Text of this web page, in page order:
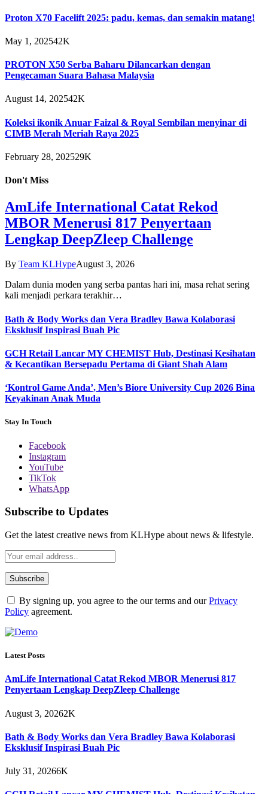
Proton X70 Facelift 2025: padu, kemas, dan semakin matang!
May 1, 202542K
PROTON X50 Serba Baharu Dilancarkan dengan
Pengecaman Suara Bahasa Malaysia
August 14, 202542K
Koleksi ikonik Anuar Faizal & Royal Sembilan menyinar di
CIMB Merah Meriah Raya 2025
February 28, 202529K
Don't Miss
AmLife International Catat Rekod
MBOR Menerusi 817 Penyertaan
Lengkap DeepZleep Challenge
By Team KLHypeAugust 3, 2026
Dalam dunia moden yang serba pantas hari ini, masa rehat sering
kali menjadi perkara terakhir…
Bath & Body Works dan Vera Bradley Bawa Kolaborasi
Eksklusif Inspirasi Buah Pic
GCH Retail Lancar MY CHEMIST Hub, Destinasi Kesihatan
& Kecantikan Bersepadu Pertama di Giant Shah Alam
‘Kontrol Game Anda’, Men’s Biore University Cup 2026 Bina
Keyakinan Anak Muda
Stay In Touch
Facebook
Instagram
YouTube
TikTok
WhatsApp
Subscribe to Updates
Get the latest creative news from KLHype about news & lifestyle.
By signing up, you agree to the our terms and ourPrivacy
Policy agreement.
Latest Posts
AmLife International Catat Rekod MBOR Menerusi 817
Penyertaan Lengkap DeepZleep Challenge
August 3, 20262K
Bath & Body Works dan Vera Bradley Bawa Kolaborasi
Eksklusif Inspirasi Buah Pic
July 31, 20266K